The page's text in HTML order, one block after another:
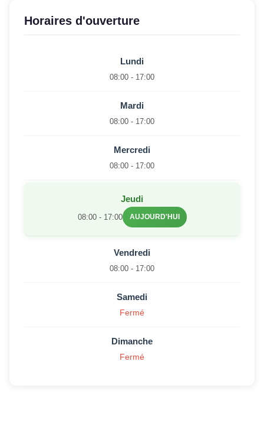
Horaires d'ouverture
Lundi
08:00 - 17:00
Mardi
08:00 - 17:00
Mercredi
08:00 - 17:00
Jeudi
08:00 - 17:00 AUJOURD'HUI
Vendredi
08:00 - 17:00
Samedi
Fermé
Dimanche
Fermé